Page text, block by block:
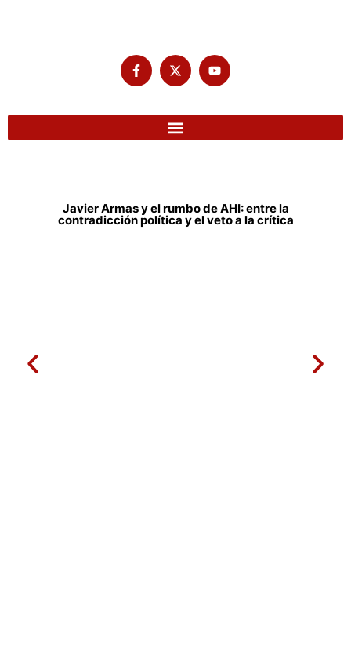
Javier Armas y el rumbo de AHI: entre la
contradicción política y el veto a la crítica